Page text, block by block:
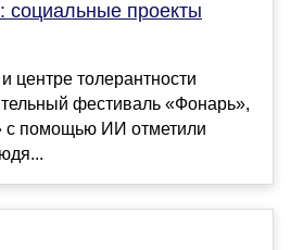
социальные проекты
центре толерантности
фестиваль «Фонарь»,
с помощью ИИ отметили